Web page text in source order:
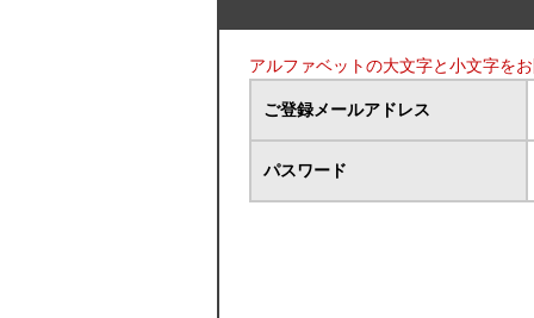
アルファベットの大文字と小文字を
ご登録メールアドレス
パスワード